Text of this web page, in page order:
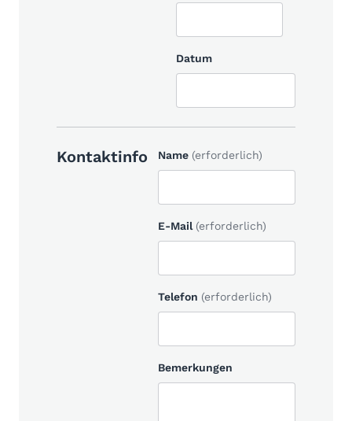
Datum
Kontaktinfo Name (erforderlich)
E-Mail (erforderlich)
Telefon (erforderlich)
Bemerkungen